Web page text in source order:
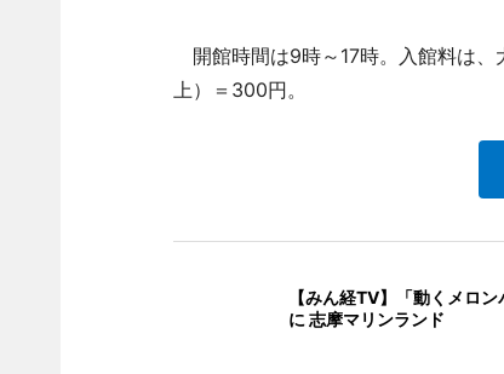
開館時間は9時～17時。入館料は、
上）＝300円。
【みん経TV】「動くメロ
に 志摩マリンランド